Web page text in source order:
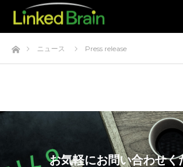
ホームニュース Press release
お気軽にお問い合わせく